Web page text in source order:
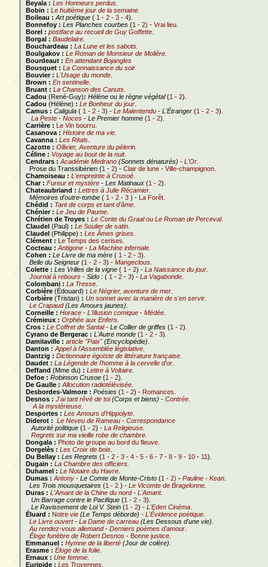
Beyala : Les Honneurs perdus
Bobin : Le huitième jour de la semaine.
Boileau : Art poétique ( 1 - 2 - 3 - 4)
Bonnefoy : Les Planches courbes (1 - 2) - Vrai lieu
Borel : postface au recueil de Guy Goffette
Borgal : Baudelaire
Bouchardeau : La Lune et les sabots
Boulgakov : Le Roman de Monsieur de Molière
Bourdeaut : En attendant Bojangles
Bousquet : La Connaissance du soir
Bouvier : L'Usage du monde
Brown : En sentinelle
Bruant : La Chanson des Canuts
Cadou (René-Guy): Hélène ou le règne végétal(1 - 2).
Cadou (Hélène) : Le Bonheur du jour
Camus : Caligula ( 1 - 2 - 3) - Le Malentendu - L'Étranger (1 - 2 - 3).
La Peste - Noces - Le Premier homme (1 - 2).
Carrière : Le Vin bourru
Casanova : Histoire de ma vie
Cavanna : Les Ritals
Cazotte : Ollivier, Aventure du pèlerin
Céline : Voyage au bout de la nuit.
Cendrars : Académie Medrano (Sonnets dénaturés) - L'Or
Prose du Transsibérien (1 - 2) - Clair de lune - Ville-champignon
Chamoiseau : L'empreinte à Crusoé
Char : Fureur et mystère - Les Matinaux (1 - 2).
Chateaubriand : Lettres à Julie Récamier
Mémoires d'outre-tombe ( 1 - 2 - 3 ) - La Forêt
Chédid : Tant de corps et tant d'âme
Chénier : Le Jeu de Paume
Chrétien de Troyes : Le Conte du Graal ou Le Roman de Perceval.
Claudel (Paul) : Le Soulier de satin
Claudel (Philippe) : Les Âmes grises
Clément : Le Temps des cerises
Cocteau : Antigone - La Machine infernale
Cohen : Le Livre de ma mère ( 1 - 2 - 3).
Belle du Seigneur (1 - 2 - 3) - Mangeclous
Colette : Les Vrilles de la vigne ( 1 - 2) - La Naissance du jour
Journal à rebours - Sido : ( 1 - 2 - 3) - La Vagabonde
Colombani : La Tresse
Corbière (Édouard) : Le Négrier, aventure de mer
Corbière (Tristan) : Un sonnet avec la manière de s'en servir
Le Crapaud(Les Amours jaunes)
Corneille : Horace - L'Illusion comique - Médée
Crémieux : Orphée aux Enfers
Cros : Le Coffret de Santal- Le Collier de griffes (1 - 2).
Cyrano de Bergerac : L'Autre monde (1 - 2 - 3)
Damilaville : article "Paix"(Encyclopédie).
Danton : Appel à l'Assemblée législative
Dantzig : Dictionnaire égoïste de littérature française
Daudet : La Légende de l'homme à la cervelle d'or
Deffand (Mme du) : Lettre à Voltaire
Defoe : Robinson Crusoe (1 - 2)
De Gaulle : Allocution radiotélévisée
Desbordes-Valmore : Poésies (1 - 2) - Romances
Desnos : J'ai tant rêvé de toi(Corps et biens) - Contrée
A la mystérieuse
Desportes : Les Amours d'Hippolyte
Diderot : Le Neveu de Rameau - Correspondance
Autorité politique (1 - 2) - La Religieuse
Regrets sur ma vieille robe de chambre
Dongala : Photo de groupe au bord du fleuve
Dorgelès : Les Croix de bois
Du Bellay : Les Regrets (1 - 2 - 3 - 4 - 5 - 6 - 7 - 8 - 9 - 10 - 11).
Dugain : La Chambre des officiers
Duhamel : Le Notaire du Havre
Dumas : Antony - Le Comte de Monte-Cristo (1 - 2) - Pauline - Kean
Les Trois mousquetaires (1 - 2 ) - Le Vicomte de Bragelonne
Duras : L'Amant de la Chine du nord- L'Amant.
Un Barrage contre le Pacifique (1 - 2 - 3)
Le Ravissement de Lol V. Stein (1 - 2) - L'Eden Cinéma
Éluard : Notre vie (Le Temps déborde) - L'Évidence poétique
Le Livre ouvert- La Dame de carreau (Les Dessous d'une vie).
Au rendez-vous allemand- Derniers poèmes d'amour
Éloge funèbre de Robert Desnos - Bonne justice
Emmanuel : Hymne de la liberté (Jour de colère)
Erasme : Éloge de la folie
Ernaux : Une femme
Euripide : Les Troyennes